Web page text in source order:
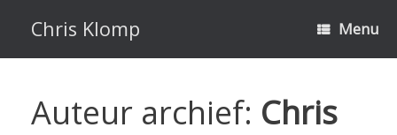
inhoud
Chris Klomp Menu
Auteur archief: Chris